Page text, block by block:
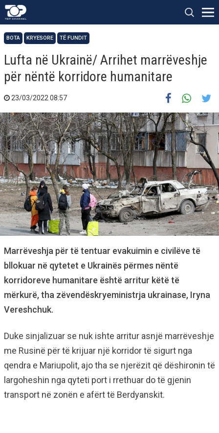
BOTA KRYESORE TË FUNDIT
Lufta në Ukrainë/ Arrihet marrëveshje
për nëntë korridore humanitare
23/03/2022 08:57
Marrëveshja për të tentuar evakuimin e civilëve të
bllokuar në qytetet e Ukrainës përmes nëntë
korridoreve humanitare është arritur këtë të
mërkurë, tha zëvendëskryeministrja ukrainase, Iryna
Vereshchuk.
Duke sinjalizuar se nuk ishte arritur asnjë marrëveshje
me Rusinë për të krijuar një korridor të sigurt nga
qendra e Mariupolit, ajo tha se njerëzit që dëshironin të
largoheshin nga qyteti port i rrethuar do të gjenin
transport në zonën e afërt të Berdyanskit.